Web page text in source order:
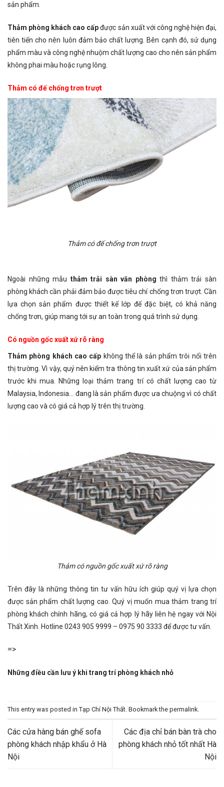
sản phẩm.
Thảm phòng khách cao cấpđược sản xuất với công nghệ hiện đại,
tiên tiến cho nên luôn đảm bảo chất lượng. Bên cạnh đó, sử dụng
phẩm màu và công nghệ nhuộm chất lượng cao cho nên sản phẩm
không phai màu hoặc rụng lông.
Thảm có đế chống trơn trượt
Thảm có đế chống trơn trượt
Ngoài những mẫu thảm trải sàn văn phòng thì thảm trải sàn
phòng khách cần phải đảm bảo được tiêu chí chống trơn trượt. Cần
lựa chọn sản phẩm được thiết kế lớp đế đặc biệt, có khả năng
chống trơn, giúp mang tới sự an toàn trong quá trình sử dụng.
Có nguồn gốc xuất xứ rõ ràng
Thảm phòng khách cao cấp không thể là sản phẩm trôi nổi trên
thị trường. Vì vậy, quý nên kiểm tra thông tin xuất xứ của sản phẩm
trước khi mua. Những loại thảm trang trí có chất lượng cao từ
Malaysia, Indonesia… đang là sản phẩm được ưa chuộng vì có chất
lượng cao và có giá cả hợp lý trên thị trường.
Thảm có nguồn gốc xuất xứ rõ ràng
Trên đây là những thông tin tư vấn hữu ích giúp quý vị lựa chọn
được sản phẩm chất lượng cao. Quý vị muốn mua thảm trang trí
phòng khách chính hãng, có giá cả hợp lý hãy liên hệ ngay với Nội
Thất Xinh. Hotline 0243 905 9999 – 0975 90 3333 để được tư vấn.
=>
Những điều cần lưu ý khi trang trí phòng khách nhỏ
This entry was posted in Tạp Chí Nội Thất . Bookmark the permalink
Các cửa hàng bán ghế sofa
phòng khách nhập khẩu ở Hà
Nội
Các địa chỉ bán bàn trà cho
phòng khách nhỏ tốt nhất Hà
Nội